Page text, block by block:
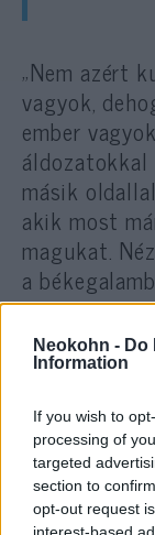
Neokohn - Do
Information
If you wish to
processing of
targeted
section to
opt-out request
„Nem azért
vagyok,
ember
másik
akik most
magukat.
a
Csakhogy a
és az